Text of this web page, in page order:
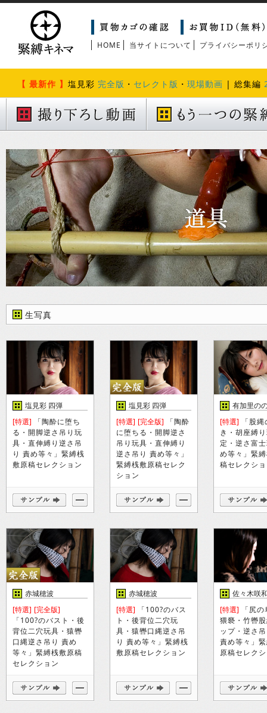
HOME 当サイトについて プライバシーポリ
【 最新作 】 塩見彩 完全版 ・ セレクト版 ・ 現場動画 | 総集編
生写真
塩見彩 四弾
[特選] 「陶酔に堕ち
る・開脚逆さ吊り玩
具・直伸縛り逆さ吊
り 責め等々」緊縛桟
敷原稿セレクション
塩見彩 四弾
[特選] [完全版] 「陶酔
に堕ちる・開脚逆さ
吊り玩具・直伸縛り
逆さ吊り 責め等々」
緊縛桟敷原稿セレク
ション
有加里の
[特選] 「股
き・胡座縛
定・逆さ富
め等々」緊
稿セレクシ
赤城穂波
[特選] [完全版]
「100?のバスト・後
背位二穴玩具・猿轡
口縄逆さ吊り 責め
等々」緊縛桟敷原稿
セレクション
赤城穂波
[特選] 「100?のバス
ト・後背位二穴玩
具・猿轡口縄逆さ吊
り 責め等々」緊縛桟
敷原稿セレクション
佐々木咲
[特選] 「尻
猥褻・竹轡
ップ・逆さ
責め等々」
原稿セレク